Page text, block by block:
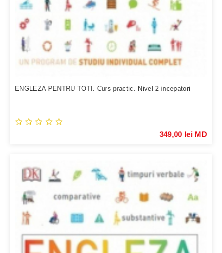
ENGLEZA PENTRU TOTI. Curs practic. Nivel 2 incepatori
349,00 lei MD